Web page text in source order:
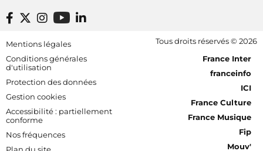
Footer bottom
Mentions légales
Conditions générales
d'utilisation
Protection des données
Gestion cookies
Accessibilité : partiellement
conforme
Nos fréquences
Tous droits réservés © 2026
[RDF] Pied de page - Mobile
France Inter
franceinfo
ICI
France Culture
France Musique
Fip
Mouv'